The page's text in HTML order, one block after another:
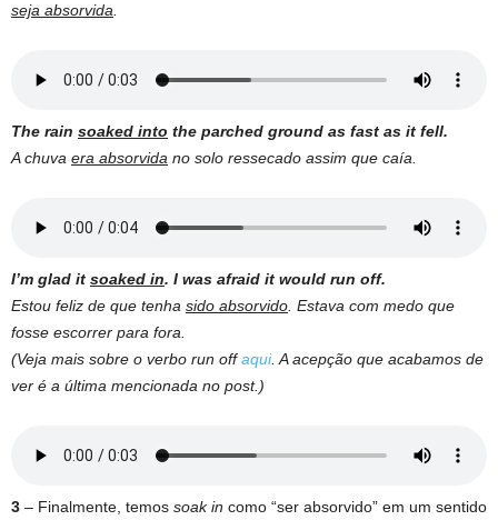
seja absorvida
The rain soaked into the parched ground as fast as it fell.
A chuva era absorvida no solo ressecado assim que caía.
I’m glad it soaked in. I was afraid it would run off.
Estou feliz de que tenha sido absorvido . Estava com medo que
fosse escorrer para fora.
(Veja mais sobre o verbo run offaqui. A acepção que acabamos de
ver é a última mencionada no post.)
3 – Finalmente, temos soak in como “ser absorvido” em um sentido